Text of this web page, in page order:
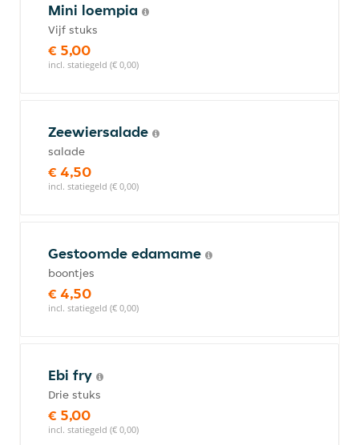
Mini loempia
Vijf stuks
€ 5,00
incl. statiegeld (€ 0,00)
Zeewiersalade
salade
€ 4,50
incl. statiegeld (€ 0,00)
Gestoomde edamame
boontjes
€ 4,50
incl. statiegeld (€ 0,00)
Ebi fry
Drie stuks
€ 5,00
incl. statiegeld (€ 0,00)